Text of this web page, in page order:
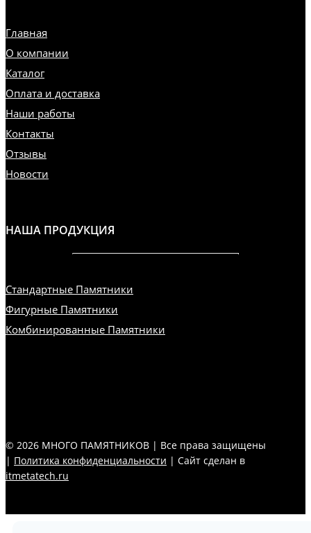
Главная
О компании
Каталог
Оплата и доставка
Наши работы
Контакты
Отзывы
Новости
НАША ПРОДУКЦИЯ
Стандартные Памятники
Фигурные Памятники
Комбинированные Памятники
© 2026 МНОГО ПАМЯТНИКОВ | Все права защищены
| Политика конфиденциальности | Сайт сделан в
itmetatech.ru